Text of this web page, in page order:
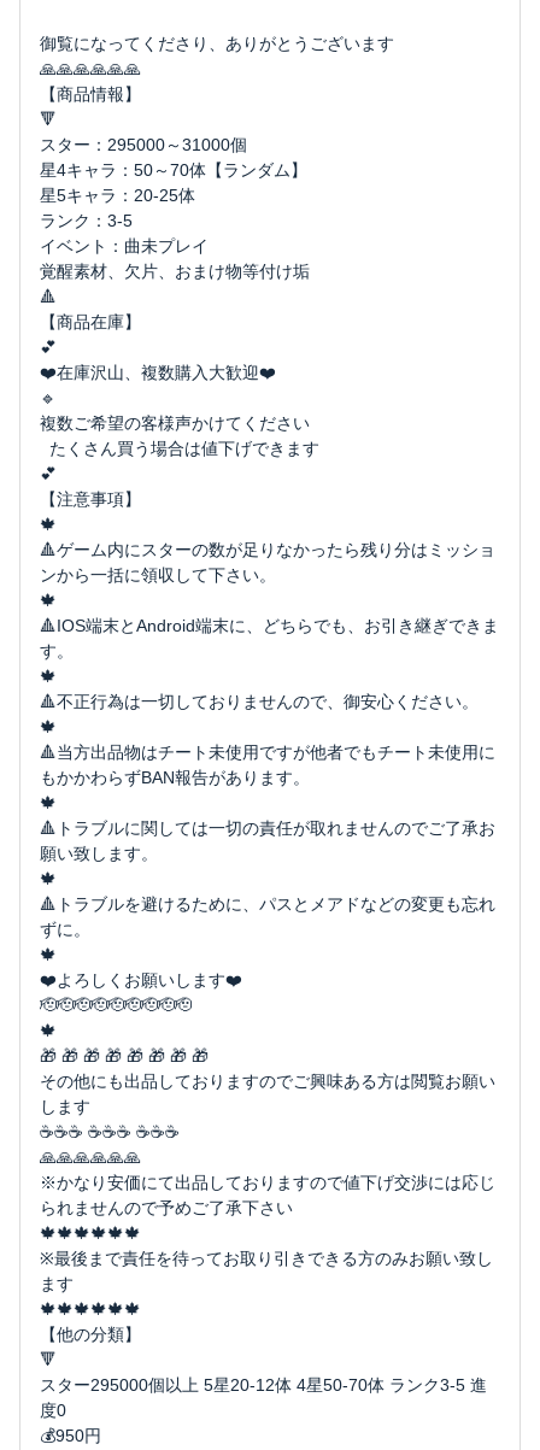
御覧になってくださり、ありがとうございます
🙏🙏🙏🙏🙏🙏
【商品情報】
🔻
スター：295000～31000個
星4キャラ：50～70体【ランダム】
星5キャラ：20-25体
ランク：3-5
イベント：曲未プレイ
覚醒素材、欠片、おまけ物等付け垢
🔺
【商品在庫】
💕
❤️在庫沢山、複数購入大歓迎❤️
🔹
複数ご希望の客様声かけてください
たくさん買う場合は値下げできます
💕
【注意事項】
🍁
🔺ゲーム内にスターの数が足りなかったら残り分はミッショ
ンから一括に領収して下さい。
🍁
🔺IOS端末とAndroid端末に、どちらでも、お引き継ぎできま
す。
🍁
🔺不正行為は一切しておりませんので、御安心ください。
🍁
🔺当方出品物はチート未使用ですが他者でもチート未使用に
もかかわらずBAN報告があります。
🍁
🔺トラブルに関しては一切の責任が取れませんのでご了承お
願い致します。
🍁
🔺トラブルを避けるために、パスとメアドなどの変更も忘れ
ずに。
🍁
❤️よろしくお願いします❤️
🫡🫡🫡🫡🫡🫡🫡🫡🫡
🍁
🎁 🎁 🎁 🎁 🎁 🎁 🎁 🎁
その他にも出品しておりますのでご興味ある方は閲覧お願い
します
☕️☕️☕️ ☕️☕️☕ ☕️☕️☕
🙏🙏🙏🙏🙏🙏
※かなり安価にて出品しておりますので値下げ交渉には応じ
られませんので予めご了承下さい
🍁🍁🍁🍁🍁🍁
※最後まで責任を待ってお取り引きできる方のみお願い致し
ます
🍁🍁🍁🍁🍁🍁
【他の分類】
🔻
スター295000個以上 5星20-12体 4星50-70体 ランク3-5 進
度0
💰950円